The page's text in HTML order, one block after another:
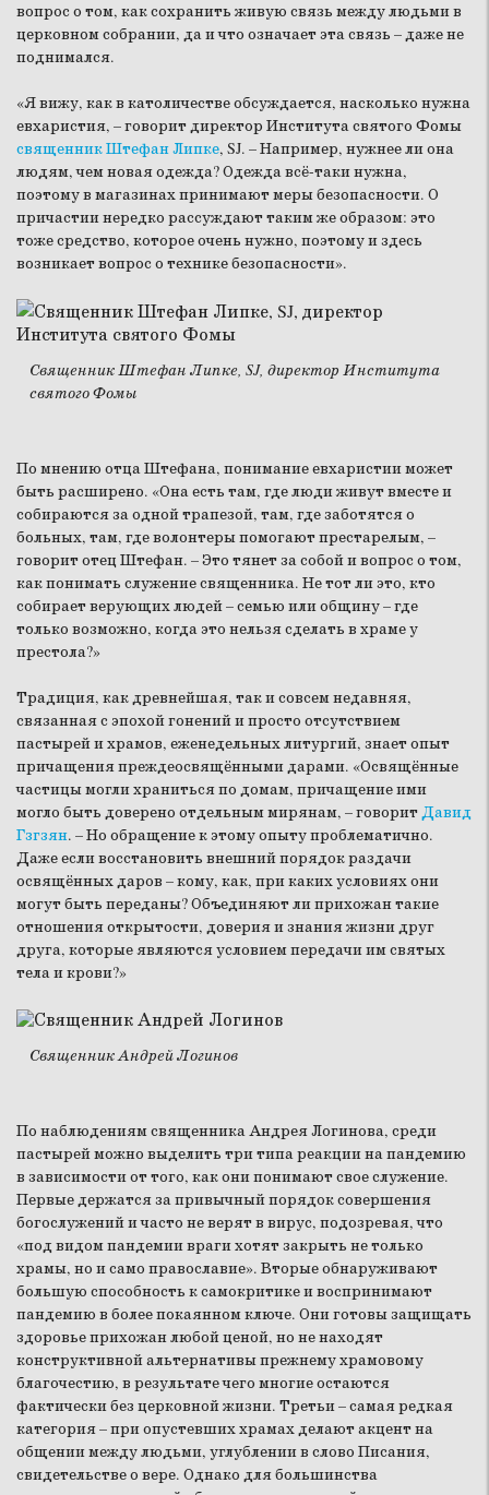
вопрос о том, как сохранить живую связь между людьми в
церковном собрании, да и что означает эта связь – даже не
поднимался.
«Я вижу, как в католичестве обсуждается, насколько нужна
евхаристия, – говорит директор Института святого Фомы
священник Штефан Липке, SJ. – Например, нужнее ли она
людям, чем новая одежда? Одежда всё-таки нужна,
поэтому в магазинах принимают меры безопасности. О
причастии нередко рассуждают таким же образом: это
тоже средство, которое очень нужно, поэтому и здесь
возникает вопрос о технике безопасности».
Священник Штефан Липке, SJ, директор Института
святого Фомы
По мнению отца Штефана, понимание евхаристии может
быть расширено. «Она есть там, где люди живут вместе и
собираются за одной трапезой, там, где заботятся о
больных, там, где волонтеры помогают престарелым, –
говорит отец Штефан. – Это тянет за собой и вопрос о том,
как понимать служение священника. Не тот ли это, кто
собирает верующих людей – семью или общину – где
только возможно, когда это нельзя сделать в храме у
престола?»
Традиция, как древнейшая, так и совсем недавняя,
связанная с эпохой гонений и просто отсутствием
пастырей и храмов, еженедельных литургий, знает опыт
причащения преждеосвящёнными дарами. «Освящённые
частицы могли храниться по домам, причащение ими
могло быть доверено отдельным мирянам, – говоритДавид
Гзгзян. – Но обращение к этому опыту проблематично.
Даже если восстановить внешний порядок раздачи
освящённых даров – кому, как, при каких условиях они
могут быть переданы? Объединяют ли прихожан такие
отношения открытости, доверия и знания жизни друг
друга, которые являются условием передачи им святых
тела и крови?»
Священник Андрей Логинов
По наблюдениям священника Андрея Логинова, среди
пастырей можно выделить три типа реакции на пандемию
в зависимости от того, как они понимают свое служение.
Первые держатся за привычный порядок совершения
богослужений и часто не верят в вирус, подозревая, что
«под видом пандемии враги хотят закрыть не только
храмы, но и само православие». Вторые обнаруживают
большую способность к самокритике и воспринимают
пандемию в более покаянном ключе. Они готовы защищать
здоровье прихожан любой ценой, но не находят
конструктивной альтернативы прежнему храмовому
благочестию, в результате чего многие остаются
фактически без церковной жизни. Третьи – самая редкая
категория – при опустевших храмах делают акцент на
общении между людьми, углублении в слово Писания,
свидетельстве о вере. Однако для большинства